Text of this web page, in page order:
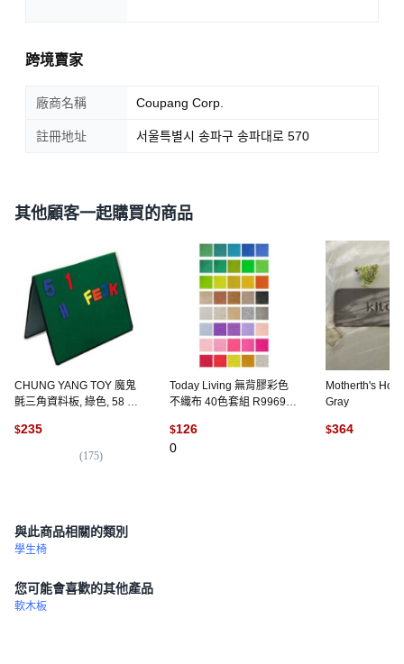
跨境賣家
廠商名稱 Coupang Corp.
註冊地址 서울특별시 송파구 송파대로 570
其他顧客一起購買的商品
CHUNG YANG TOY 魔鬼
氈三角資料板, 綠色, 58 x
$235
(175)
Today Living 無背膠彩色
不織布 40色套組 R99697I,
$126
0
Motherth's
Gray
$364
與此商品相關的類別
學生椅
您可能會喜歡的其他產品
軟木板